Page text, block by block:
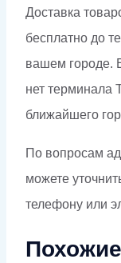
Доставка
бесплатно до
вашем городе.
нет терминала
ближайшего
По вопросам
можете
телефону или
Похожие